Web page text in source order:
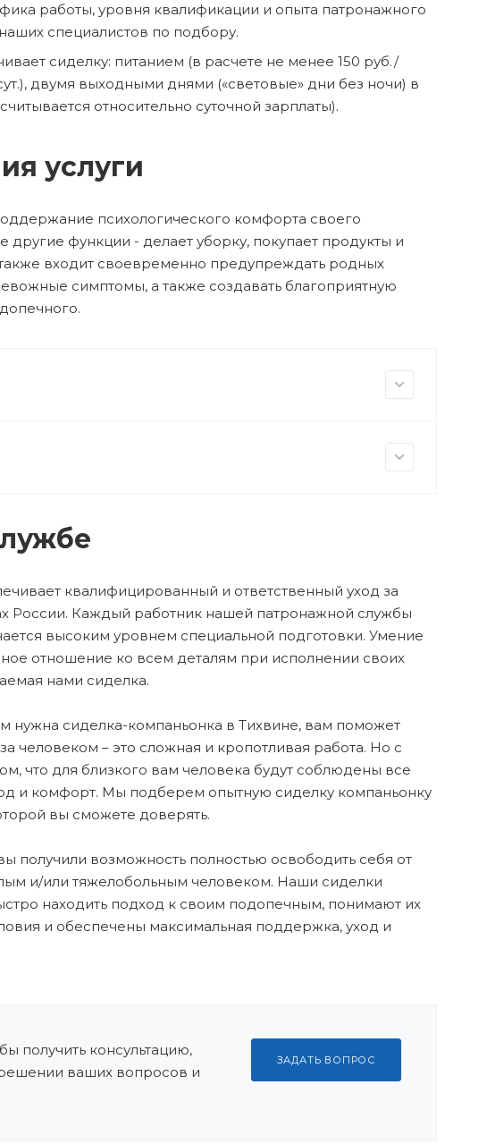
работы, уровня квалификации и опыта патронажного
специалистов по подбору.
сиделку: питанием (в расчете не менее 150 руб./
двумя выходными днями («световые» дни без ночи) в
относительно суточной зарплаты).
услуги
психологического комфорта своего
функции - делает уборку, покупает продукты и
входит своевременно предупреждать родных
симптомы, а также создавать благоприятную
квалифицированный и ответственный уход за
России. Каждый работник нашей патронажной службы
высоким уровнем специальной подготовки. Умение
отношение ко всем деталям при исполнении своих
нами сиделка.
нужна сиделка-компаньонка в Тихвине, вам поможет
человеком – это сложная и кропотливая работа. Но с
что для близкого вам человека будут соблюдены все
и комфорт. Мы подберем опытную сиделку компаньонку
вы сможете доверять.
возможность полностью освободить себя от
и/или тяжелобольным человеком. Наши сиделки
находить подход к своим подопечным, понимают их
и обеспечены максимальная поддержка, уход и
получить консультацию,
ваших вопросов и
ЗАДАТЬ ВОПРОС